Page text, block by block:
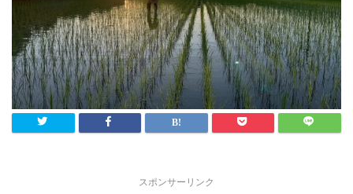
スポンサーリンク